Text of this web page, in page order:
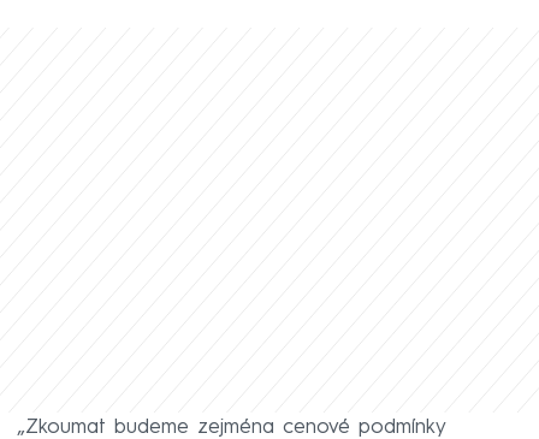
„Zkoumat budeme zejména cenové podmínky